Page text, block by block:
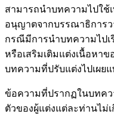
สามารถนำบทความไปใช้
อนุญาตจากบรรณาธิการว
กรณีมีการนำบทความไปเ
หรือเสริมเติมแต่งเนื้อหา
บทความที่ปรับแต่งไปเผย
ข้อความที่ปรากฏในบทคว
ตัวของผู้แต่งแต่ละท่านไม่